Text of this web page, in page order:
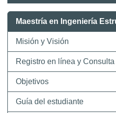
Maestría en Ingeniería
Misión y Visión
Registro en línea y
Objetivos
Guía del estudiante